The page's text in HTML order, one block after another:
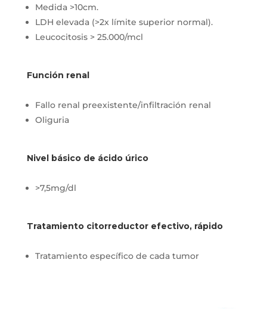
Medida >10cm.
LDH elevada (>2x límite superior normal).
Leucocitosis > 25.000/mcl
Función renal
Fallo renal preexistente/infiltración renal
Oliguria
Nivel básico de ácido úrico
>7,5mg/dl
Tratamiento citorreductor efectivo, rápido
Tratamiento específico de cada tumor